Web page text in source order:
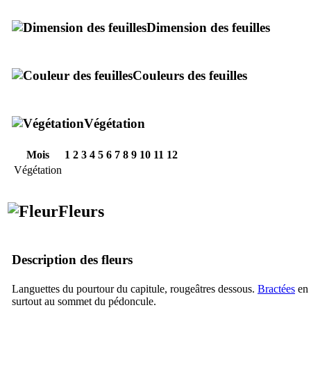
Dimension des feuilles
Couleurs des feuilles
Végétation
Mois 1 2 3 4 5 6 7 8 9 10 11 12
Végétation
Fleurs
Description des fleurs
Languettes du pourtour du capitule, rougeâtres dessous. Bractées en
surtout au sommet du pédoncule.